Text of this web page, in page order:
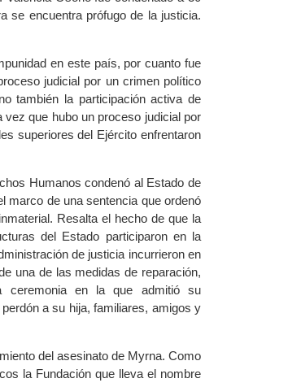
se encuentra prófugo de la justicia.
en este país, por cuanto fue
judicial por un crimen político
también la participación activa de
que hubo un proceso judicial por
superiores del Ejército enfrentaron
Humanos condenó al Estado de
marco de una sentencia que ordenó
Resalta el hecho de que la
del Estado participaron en la
de justicia incurrieron en
una de las medidas de reparación,
ceremonia en la que admitió su
a su hija, familiares, amigos y
del asesinato de Myrna. Como
la Fundación que lleva el nombre